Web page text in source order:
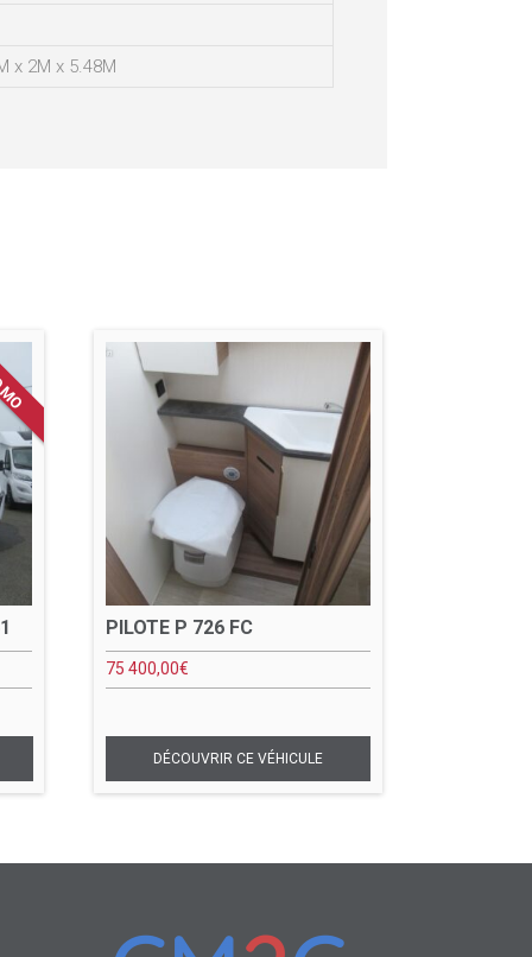
x 2M x 5.48M
PILOTE P 726 FC
75 400,00€